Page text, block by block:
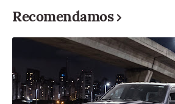
Recomendamos